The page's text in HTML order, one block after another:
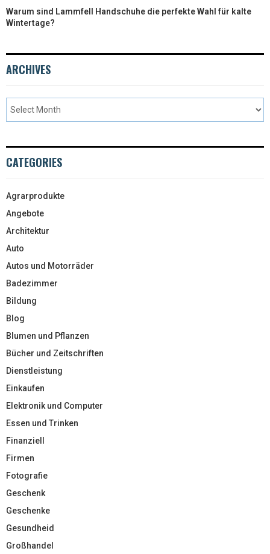
Warum sind Lammfell Handschuhe die perfekte Wahl für kalte
Wintertage?
ARCHIVES
CATEGORIES
Agrarprodukte
Angebote
Architektur
Auto
Autos und Motorräder
Badezimmer
Bildung
Blog
Blumen und Pflanzen
Bücher und Zeitschriften
Dienstleistung
Einkaufen
Elektronik und Computer
Essen und Trinken
Finanziell
Firmen
Fotografie
Geschenk
Geschenke
Gesundheid
Großhandel